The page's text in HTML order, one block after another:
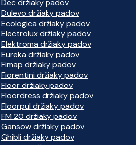
Dec držiaky padov
Dulevo držiaky padov
Ecologica držiaky padov
Electrolux držiaky padov
Elektroma držiaky padov
Eureka držiaky padov
Fimap držiaky padov
Fiorentini držiaky padov
Floor držiaky padov
Floordress držiaky padov
Floorpul držiaky padov
FM 20 držiaky padov
Gansow držiaky padov
Ghibli držiaky padov